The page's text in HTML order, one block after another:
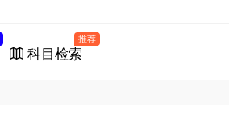
科目检索
推荐